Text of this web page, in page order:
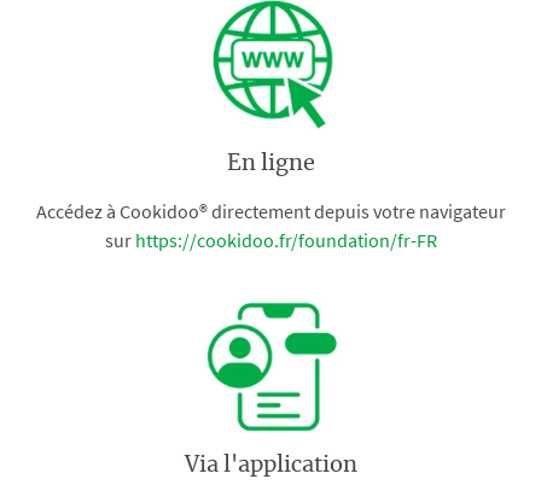
En ligne
Accédez à Cookidoo® directement depuis votre navigateur
sur https://cookidoo.fr/foundation/fr-FR
Via l'application